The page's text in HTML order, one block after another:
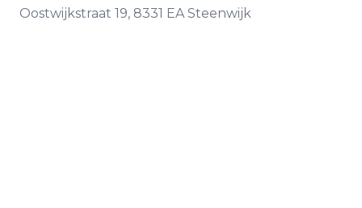
Oostwijkstraat 19, 8331 EA Steenwijk